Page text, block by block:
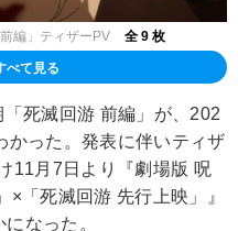
編」ティザーPV 全 9 枚
べて見る
死滅回游 前編」が、202
かった。発表に伴いティザ
11月7日より『劇場版 呪
「死滅回游 先行上映」』
なった。